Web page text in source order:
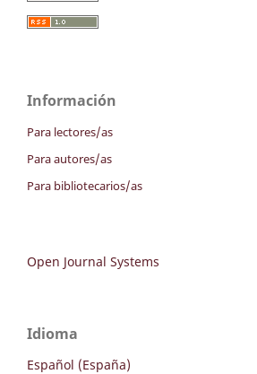
Información
Para lectores/as
Para autores/as
Para bibliotecarios/as
Open Journal Systems
Idioma
Español (España)